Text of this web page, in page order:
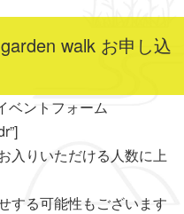
walk お申し込
ベントフォーム
入りいただける人数に上
する可能性もございます